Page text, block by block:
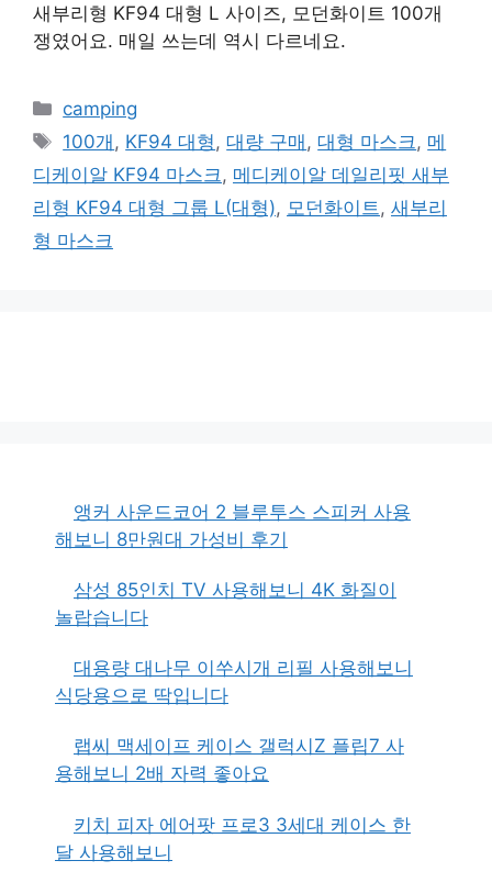
새부리형 KF94 대형 L 사이즈, 모던화이트 100개
쟁였어요. 매일 쓰는데 역시 다르네요.
카
테
리
camping
태
그
100개 , KF94 대형 ,대량 구매 ,대형 마스크 , 메
디케이알 KF94 마스크 , 메디케이알 데일리핏 새부
리형 KF94 대형 그룹 L(대형), 모던화이트 , 새부리
형 마스크
앵커 사운드코어 2 블루투스 스피커 사용
해보니 8만원대 가성비 후기
삼성 85인치 TV 사용해보니 4K 화질이
놀랍습니다
대용량 대나무 이쑤시개 리필 사용해보니
식당용으로 딱입니다
랩씨 맥세이프 케이스 갤럭시Z 플립7 사
용해보니 2배 자력 좋아요
키치 피자 에어팟 프로3 3세대 케이스 한
달 사용해보니